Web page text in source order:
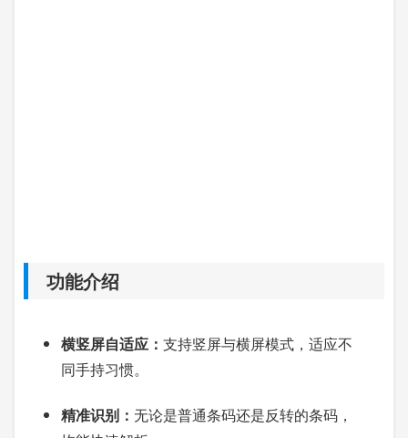
功能介绍
横竖屏自适应： 支持竖屏与横屏模式，适应不
同手持习惯。
精准识别： 无论是普通条码还是反转的条码，